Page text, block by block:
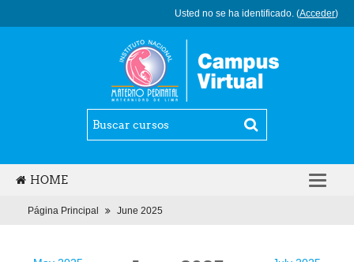
Usted no se ha identificado. (Acceder)
HOME
ESPAÑOL - INTERNACIONAL (ES)
Página Principal June 2025